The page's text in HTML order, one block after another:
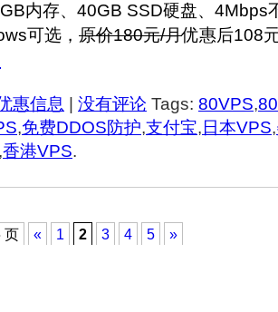
内存、40GB SSD硬盘、4Mbps
可选， 原价180元/月优惠后108
惠信息 | 没有评论 Tags: 80VPS,
,免费DDOS防护,支付宝,日本VPS,
,香港VPS.
页 « 1 2 3 4 5 »